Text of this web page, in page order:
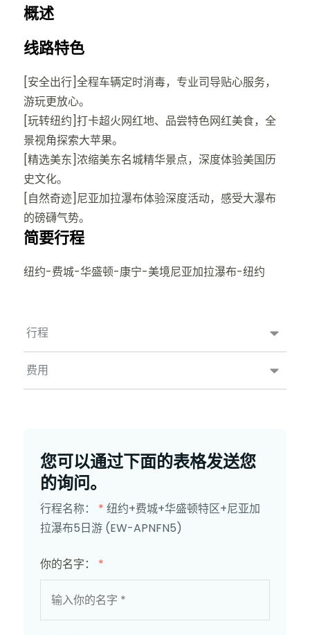
行程
费用
概述
线路特色
[安全出行]全程车辆定时消毒，专业司导贴心服务，
游玩更放心。
[玩转纽约]打卡超火网红地、品尝特色网红美食，全
景视角探索大苹果。
[精选美东]浓缩美东名城精华景点，深度体验美国历
史文化。
[自然奇迹]尼亚加拉瀑布体验深度活动，感受大瀑布
的磅礴气势。
简要行程
纽约-费城-华盛顿-康宁-美境尼亚加拉瀑布-纽约
您可以通过下面的表格发送您
的询问。
行程名称： * 纽约+费城+华盛顿特区+尼亚加
拉瀑布5日游 (EW-APNFN5)
你的名字： *